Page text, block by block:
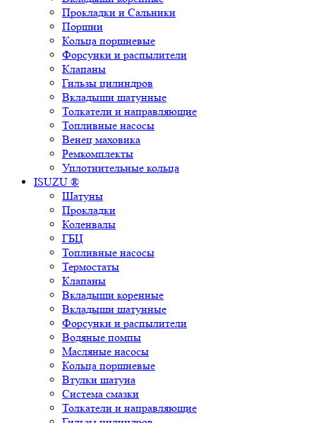
Прокладки и Сальники
Поршни
Кольца поршневые
Форсунки и распылители
Клапаны
Гильзы цилиндров
Вкладыши шатунные
Толкатели и направляющие
Топливные насосы
Венец маховика
Ремкомплекты
Уплотнительные кольца
ISUZU ®
Шатуны
Прокладки
Коленвалы
ГБЦ
Топливные насосы
Термостаты
Клапаны
Вкладыши коренные
Вкладыши шатунные
Форсунки и распылители
Водяные помпы
Масляные насосы
Кольца поршневые
Втулки шатуна
Система смазки
Толкатели и направляющие